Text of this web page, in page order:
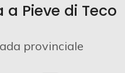
Pieve di Teco
provinciale